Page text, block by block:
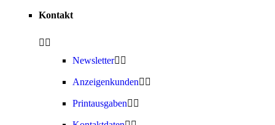
Kontakt
Newsletter
Anzeigenkunden
Printausgaben